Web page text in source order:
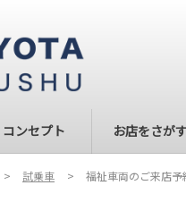
コンセプト お店をさがす
試乗車 福祉車両のご来店予